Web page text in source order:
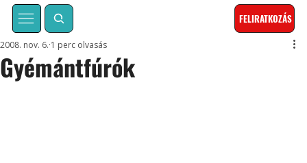
FELIRATKOZÁS
Gyémántfúrók
2008. nov. 6. 1 perc olvasás